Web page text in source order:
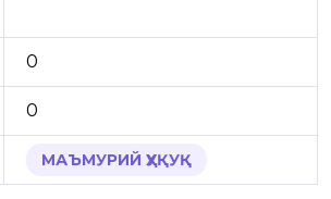
0
0
МАЪМУРИЙ ҲУҚУҚ